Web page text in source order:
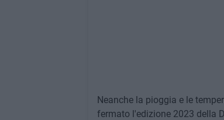
Neanche la pioggia e le
fermato l'edizione 2023 della